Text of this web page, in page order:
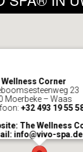
Wellness Corner
23
Moerbeke – Waas
+32 493 19 55
: The Wellness
info@vivo-spa.de